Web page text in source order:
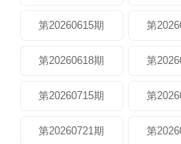
第20260615期 第
第20260618期 第
第20260715期 第
第20260721期 第